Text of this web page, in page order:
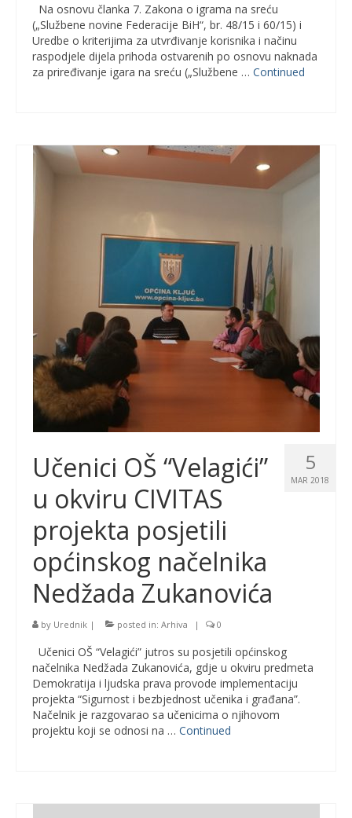
Na osnovu članka 7. Zakona o igrama na sreću
(„Službene novine Federacije BiH“, br. 48/15 i 60/15) i
Uredbe o kriterijima za utvrđivanje korisnika i načinu
raspodjele dijela prihoda ostvarenih po osnovu naknada
za priređivanje igara na sreću („Službene … Continued
5
MAR 2018
Učenici OŠ “Velagići”
u okviru CIVITAS
projekta posjetili
općinskog načelnika
Nedžada Zukanovića
by Urednik | posted in: Arhiva | 0
Učenici OŠ “Velagići” jutros su posjetili općinskog
načelnika Nedžada Zukanovića, gdje u okviru predmeta
Demokratija i ljudska prava provode implementaciju
projekta “Sigurnost i bezbjednost učenika i građana”.
Načelnik je razgovarao sa učenicima o njihovom
projektu koji se odnosi na … Continued